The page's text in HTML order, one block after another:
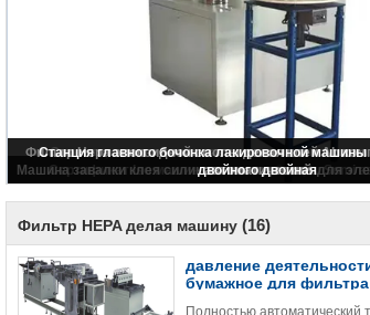
Ориентированная на заказчика крышка конца
компонента машины 2 впрыски
Фильтр HEPA делая машину (16)
давление
бумажное для фильтра
Полностью автоматический